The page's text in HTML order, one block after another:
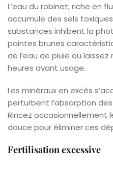
L’eau du robinet, riche en
accumule des sels
substances inhibent la
pointes brunes
de l’eau de pluie ou
heures avant usage.
Les minéraux en excès
perturbent l’absorption
Rincez occasionnellement
douce pour éliminer ces
Fertilisation excessive